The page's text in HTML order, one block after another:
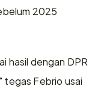
2025
hasil dengan DPR
tegas Febrio usai